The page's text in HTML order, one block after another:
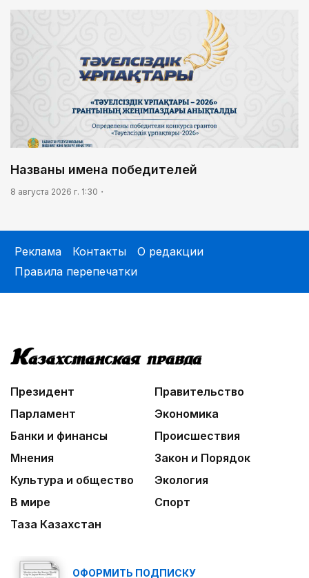
Названы имена победителей
8 августа 2026 г. 1:30
Реклама Контакты
О редакции
Правила перепечатки
Президент
Правительство
Парламент
Экономика
Банки и финансы
Происшествия
Мнения
Закон и Порядок
Культура и общество
Экология
В мире
Спорт
Таза Казахстан
ОФОРМИТЬ ПОДПИСКУ